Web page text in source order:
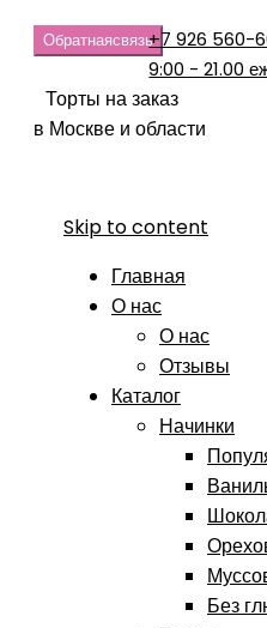
Обратнаясвязь+7 926 560-
9:00 - 21.00
Торты на заказ
в Москве и области
Skip to content
Главная
О нас
О нас
Отзывы
Каталог
Начинки
Без